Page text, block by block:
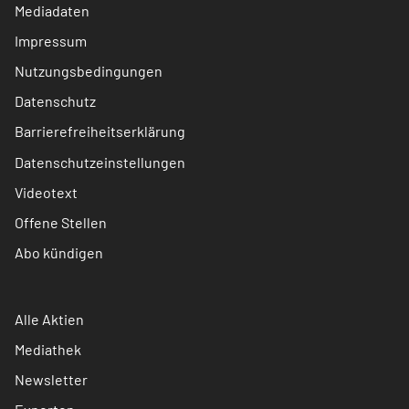
Mediadaten
Impressum
Nutzungsbedingungen
Datenschutz
Barrierefreiheitserklärung
Datenschutzeinstellungen
Videotext
Offene Stellen
Abo kündigen
Alle Aktien
Mediathek
Newsletter